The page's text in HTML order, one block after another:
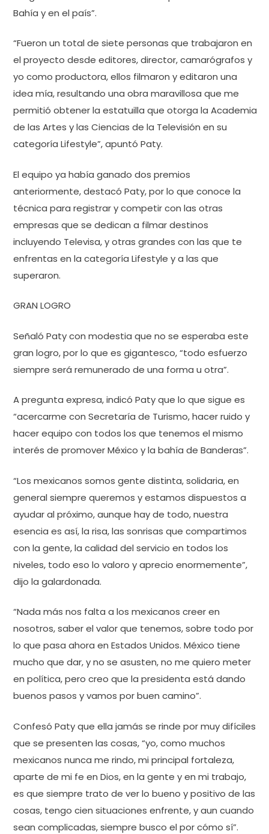
Bahía y en el país”.
“Fueron un total de siete personas que trabajaron en
el proyecto desde editores, director, camarógrafos y
yo como productora, ellos filmaron y editaron una
idea mía, resultando una obra maravillosa que me
permitió obtener la estatuilla que otorga la Academia
de las Artes y las Ciencias de la Televisión en su
categoría Lifestyle”, apuntó Paty.
El equipo ya había ganado dos premios
anteriormente, destacó Paty, por lo que conoce la
técnica para registrar y competir con las otras
empresas que se dedican a filmar destinos
incluyendo Televisa, y otras grandes con las que te
enfrentas en la categoría Lifestyle y a las que
superaron.
GRAN LOGRO
Señaló Paty con modestia que no se esperaba este
gran logro, por lo que es gigantesco, “todo esfuerzo
siempre será remunerado de una forma u otra”.
A pregunta expresa, indicó Paty que lo que sigue es
“acercarme con Secretaría de Turismo, hacer ruido y
hacer equipo con todos los que tenemos el mismo
interés de promover México y la bahía de Banderas”.
“Los mexicanos somos gente distinta, solidaria, en
general siempre queremos y estamos dispuestos a
ayudar al próximo, aunque hay de todo, nuestra
esencia es así, la risa, las sonrisas que compartimos
con la gente, la calidad del servicio en todos los
niveles, todo eso lo valoro y aprecio enormemente”,
dijo la galardonada.
“Nada más nos falta a los mexicanos creer en
nosotros, saber el valor que tenemos, sobre todo por
lo que pasa ahora en Estados Unidos. México tiene
mucho que dar, y no se asusten, no me quiero meter
en política, pero creo que la presidenta está dando
buenos pasos y vamos por buen camino”.
Confesó Paty que ella jamás se rinde por muy difíciles
que se presenten las cosas, “yo, como muchos
mexicanos nunca me rindo, mi principal fortaleza,
aparte de mi fe en Dios, en la gente y en mi trabajo,
es que siempre trato de ver lo bueno y positivo de las
cosas, tengo cien situaciones enfrente, y aun cuando
sean complicadas, siempre busco el por cómo sí”.